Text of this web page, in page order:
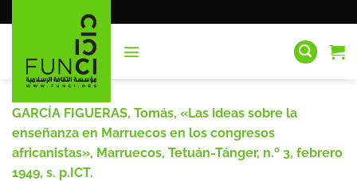
al
GARCÍA FIGUERAS, Tomás, «Las ideas sobre la
enseñanza en Marruecos en los congresos
africanistas», Marruecos, Tetuán-Tánger, n.º 3, febrero
1949, s. p.ICT.